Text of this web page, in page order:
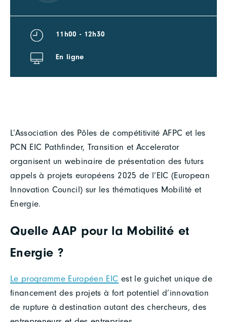
L’Association des Pôles de compétitivité AFPC et les
PCN EIC Pathfinder, Transition et Accelerator
organisent un webinaire de présentation des futurs
appels à projets européens 2025 de l’EIC (European
Innovation Council) sur les thématiques Mobilité et
Energie.
Quelle AAP pour la Mobilité et
Energie ?
Le programme Européen EIC est le guichet unique de
financement des projets à fort potentiel d’innovation
de rupture à destination autant des chercheurs, des
11h00 - 12h30
En ligne